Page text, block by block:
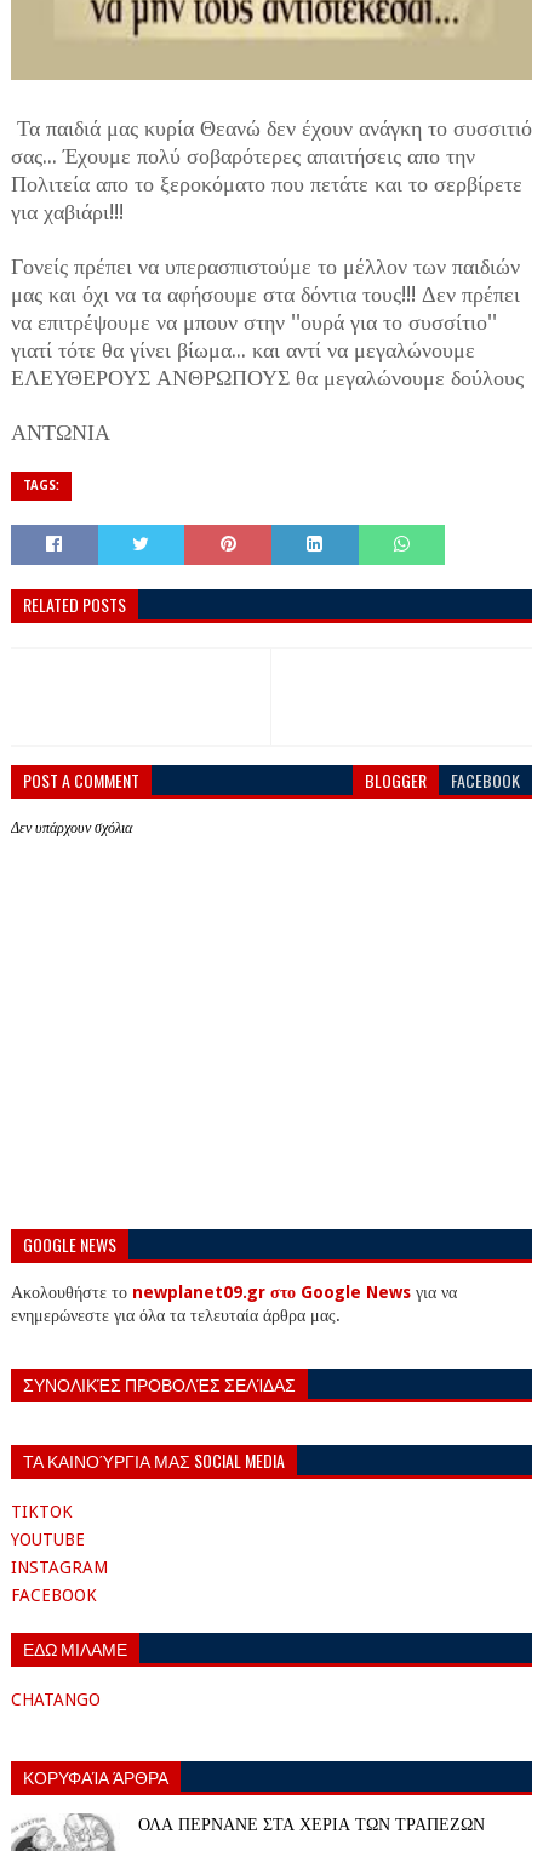
Τα παιδιά μας κυρία Θεανώ δεν έχουν ανάγκη το συσσιτιό
σας... Έχουμε πολύ σοβαρότερες απαιτήσεις απο την
Πολιτεία απο το ξεροκόματο που πετάτε και το σερβίρετε
για χαβιάρι!!!
Γονείς πρέπει να υπερασπιστούμε το μέλλον των παιδιών
μας και όχι να τα αφήσουμε στα δόντια τους!!! Δεν πρέπει
να επιτρέψουμε να μπουν στην ''ουρά για το συσσίτιο''
γιατί τότε θα γίνει βίωμα... και αντί να μεγαλώνουμε
ΕΛΕΥΘΕΡΟΥΣ ΑΝΘΡΩΠΟΥΣ θα μεγαλώνουμε δούλους
ΑΝΤΩΝΙΑ
TAGS:
RELATED POSTS
POST A COMMENT BLOGGER FACEBOOK
Δεν υπάρχουν σχόλια
GOOGLE NEWS
Ακολουθήστε το newplanet09.gr στο Google Newsγια να
ενημερώνεστε για όλα τα τελευταία άρθρα μας.
ΣΥΝΟΛΙΚΈΣ ΠΡΟΒΟΛΈΣ ΣΕΛΊΔΑΣ
ΤΑ ΚΑΙΝΟΎΡΓΙΑ ΜΑΣ SOCIAL MEDIA
TIKTOK
YOUTUBE
INSTAGRAM
FACEBOOK
ΕΔΩ ΜΙΛΑΜΕ
CHATANGO
ΚΟΡΥΦΑΊΑ ΆΡΘΡΑ
ΟΛΑ ΠΕΡΝΑΝΕ ΣΤΑ ΧΕΡΙΑ ΤΩΝ ΤΡΑΠΕΖΩΝ